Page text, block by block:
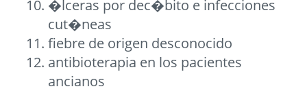
�lceras por dec�bito e infecciones
cut�neas
fiebre de origen desconocido
antibioterapia en los pacientes
ancianos